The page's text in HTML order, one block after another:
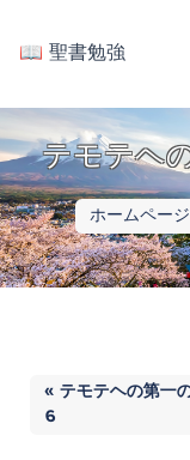
📖 聖書勉強
テモテヘ
ホームページ
« テモテヘの第一
6